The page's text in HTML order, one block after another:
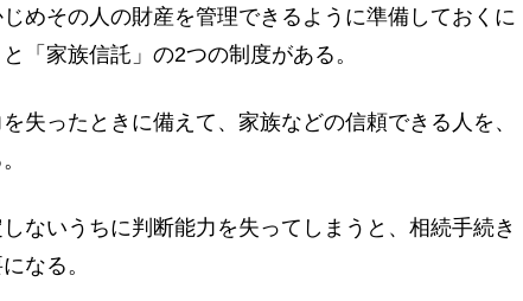
めその人の財産を管理できるように準備しておくに
「家族信託」の2つの制度がある。
失ったときに備えて、家族などの信頼できる人を、
ないうちに判断能力を失ってしまうと、相続手続き
なる。